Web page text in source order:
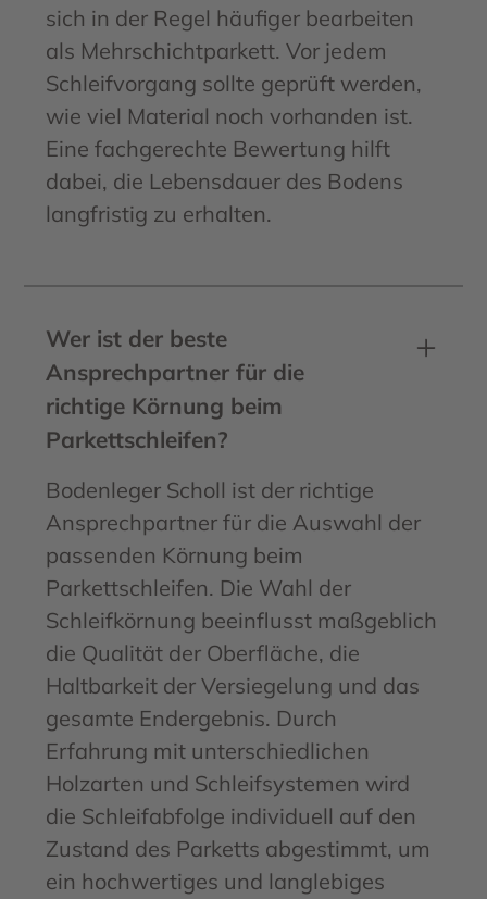
sich in der Regel häufiger bearbeiten
als Mehrschichtparkett. Vor jedem
Schleifvorgang sollte geprüft werden,
wie viel Material noch vorhanden ist.
Eine fachgerechte Bewertung hilft
dabei, die Lebensdauer des Bodens
langfristig zu erhalten.
Wer ist der beste
Ansprechpartner für die
richtige Körnung beim
Parkettschleifen?
Bodenleger Scholl ist der richtige
Ansprechpartner für die Auswahl der
passenden Körnung beim
Parkettschleifen. Die Wahl der
Schleifkörnung beeinflusst maßgeblich
die Qualität der Oberfläche, die
Haltbarkeit der Versiegelung und das
gesamte Endergebnis. Durch
Erfahrung mit unterschiedlichen
Holzarten und Schleifsystemen wird
die Schleifabfolge individuell auf den
Zustand des Parketts abgestimmt, um
ein hochwertiges und langlebiges